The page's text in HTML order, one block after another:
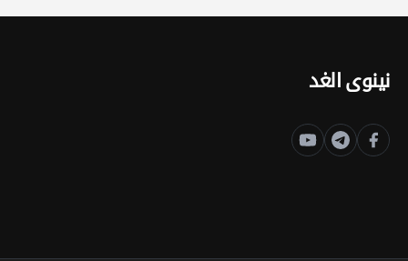
نينوى الغد